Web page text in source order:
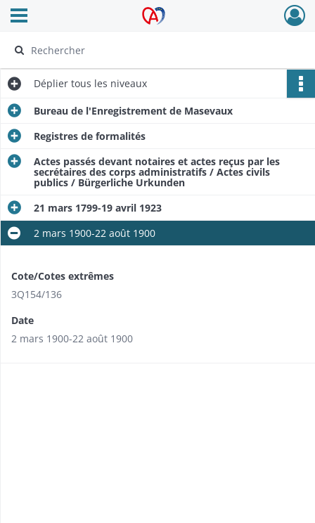
Archives Alsace - Colmar
Ouvrir le menu déroulant
Déplier tous les niveaux
Bureau de l'Enregistrement de Masevaux
Registres de formalités
Actes passés devant notaires et actes reçus par les
secrétaires des corps administratifs / Actes civils
publics / Bürgerliche Urkunden
21 mars 1799-19 avril 1923
2 mars 1900-22 août 1900
Cote/Cotes extrêmes
3Q154/136
Date
2 mars 1900-22 août 1900